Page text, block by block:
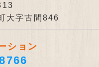
大字古間846
ション